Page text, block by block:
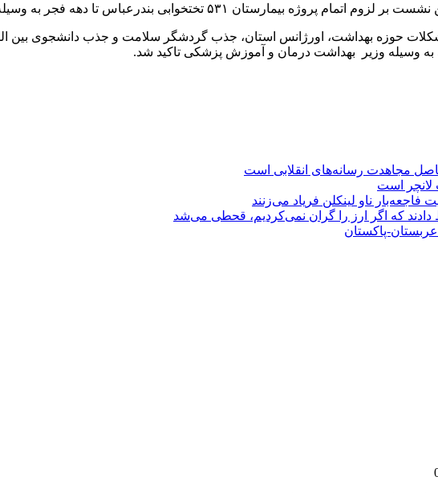
۵۳۱ تختخوابی بندرعباس تا دهه فجر به وسیله مقام عالی وزارت بهداشت درمان و آموزش پزشکی تاکید شد.
حوزه بهداشت، اورژانس استان، جذب گردشگر سلامت و جذب دانشجوی بین
وسیله وزیر بهداشت درمان و آموزش پزشکی تاکید شد.
مجاهدت رسانه‌های انقلابی است
لانچر است
که اگر ارز را گران نمی‌کردیم، قحطی می‌شد
پاکستان